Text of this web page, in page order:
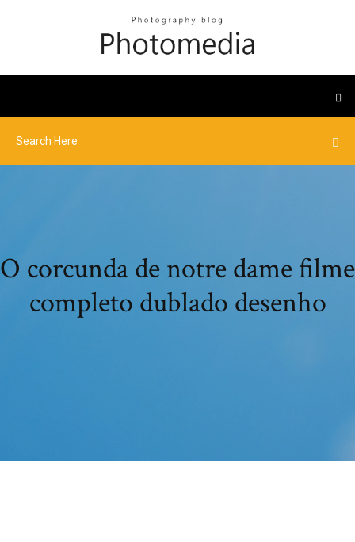
O corcunda de notre dame filme
completo dublado desenho